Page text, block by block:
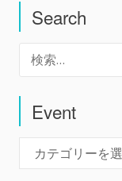
ナ
ビ
ゲ
ー
Search
Event